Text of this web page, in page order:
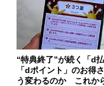
“特典終了”が続く「d払
「dポイント」のお得
う変わるのか これか